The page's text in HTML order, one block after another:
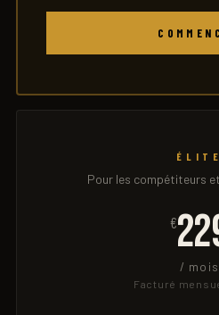
ÉLITE
Pour les compétiteurs
€
/ mois
Facturé